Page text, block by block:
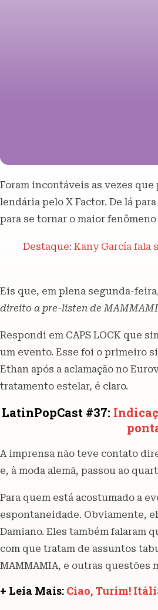
Foram incontáveis as vezes
lendária pelo X Factor. De lá
para se tornar o maior fenômeno
Destaque: Kany García fala
Eis que, em plena segunda-
direito a pre-listen de
Respondi em CAPS LOCK que
um evento. Esse foi o primeiro
Ethan após a aclamação no
tratamento estelar, é claro.
LatinPopCast #37:
A imprensa não teve contato
e, à moda alemã, passou ao
Para quem está acostumado a
espontaneidade. Obviamente,
Damiano. Eles também falaram
com que tratam de assuntos
MAMMAMIA, e outras questões
+ Leia Mais: Ciao, Turim!